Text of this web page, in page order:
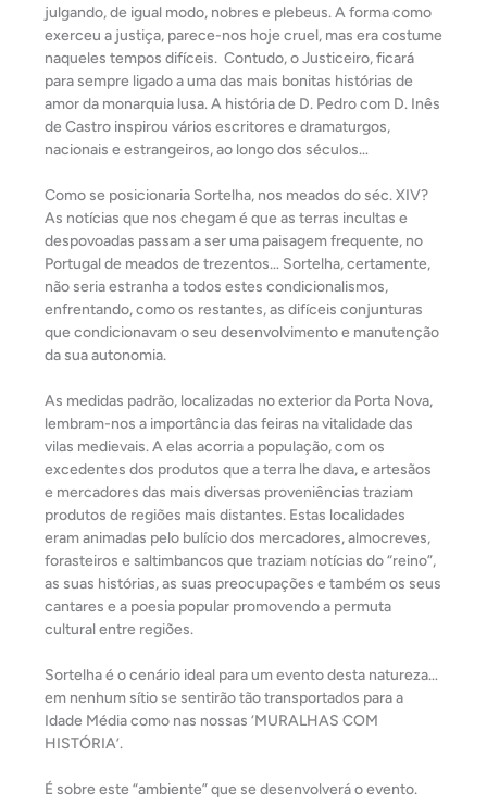
julgando, de igual modo, nobres e plebeus. A forma como
exerceu a justiça, parece-nos hoje cruel, mas era costume
naqueles tempos difíceis. Contudo, o Justiceiro, ficará
para sempre ligado a uma das mais bonitas histórias de
amor da monarquia lusa. A história de D. Pedro com D. Inês
de Castro inspirou vários escritores e dramaturgos,
nacionais e estrangeiros, ao longo dos séculos…
Como se posicionaria Sortelha, nos meados do séc. XIV?
As notícias que nos chegam é que as terras incultas e
despovoadas passam a ser uma paisagem frequente, no
Portugal de meados de trezentos… Sortelha, certamente,
não seria estranha a todos estes condicionalismos,
enfrentando, como os restantes, as difíceis conjunturas
que condicionavam o seu desenvolvimento e manutenção
da sua autonomia.
As medidas padrão, localizadas no exterior da Porta Nova,
lembram-nos a importância das feiras na vitalidade das
vilas medievais. A elas acorria a população, com os
excedentes dos produtos que a terra lhe dava, e artesãos
e mercadores das mais diversas proveniências traziam
produtos de regiões mais distantes. Estas localidades
eram animadas pelo bulício dos mercadores, almocreves,
forasteiros e saltimbancos que traziam notícias do “reino”,
as suas histórias, as suas preocupações e também os seus
cantares e a poesia popular promovendo a permuta
cultural entre regiões.
Sortelha é o cenário ideal para um evento desta natureza…
em nenhum sítio se sentirão tão transportados para a
Idade Média como nas nossas ‘MURALHAS COM
HISTÓRIA’.
É sobre este “ambiente” que se desenvolverá o evento.